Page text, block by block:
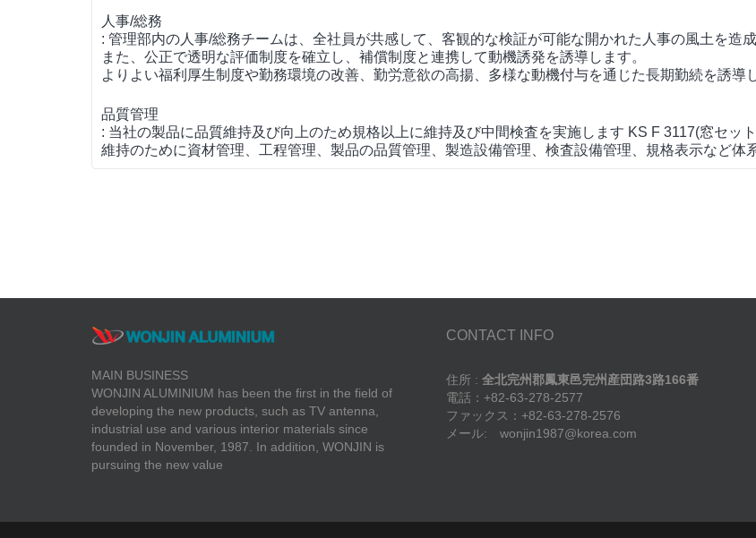
人事/総務
: 管理部内の人事/総務チームは、全社員が共感して、客観的な検証が可能な開かれた人事の風土を造
また、公正で透明な評価制度を確立し、補償制度と連携して動機誘発を誘導します。
よりよい福利厚生制度や勤務環境の改善、勤労意欲の高揚、多様な動機付与を通じた長期勤続を誘導
品質管理
: 当社の製品に品質維持及び向上のため規格以上に維持及び中間検査を実施します KS F 3117(窓セッ
維持のために資材管理、工程管理、製品の品質管理、製造設備管理、検査設備管理、規格表示など体
MAIN BUSINESS
WONJIN ALUMINIUM has been the first in the field of
developing the new products, such as TV antenna,
industrial use and various interior materials since
founded in November, 1987. In addition, WONJIN is
pursuing the new value
CONTACT INFO
住所 : 全北完州郡鳳東邑完州産団路3路166番
電話：+82-63-278-2577
ファックス：+82-63-278-2576
メール: wonjin1987@korea.com